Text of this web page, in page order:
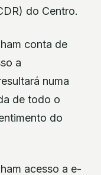
do Centro.
conta de
a
numa
de todo o
do
acesso a e-